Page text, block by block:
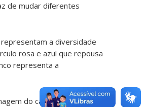
de mudar diferentes
a diversidade
rosa e azul que repousa
representa a
do cata-vento ao artista